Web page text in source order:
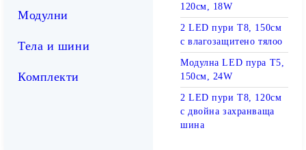
Модулни
Тела и шини
Комплекти
120см, 18W
2 LED пури T8, 150см
с влагозащитено тялоо
Модулна LED пура T5,
150см, 24W
2 LED пури T8, 120см
с двойна захранваща
шина